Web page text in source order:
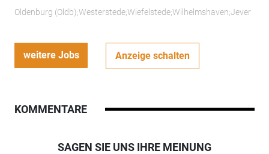
Oldenburg (Oldb);Westerstede;Wiefelstede;Wilhelmshaven;Jever
weitere Jobs Anzeige schalten
KOMMENTARE
SAGEN SIE UNS IHRE MEINUNG